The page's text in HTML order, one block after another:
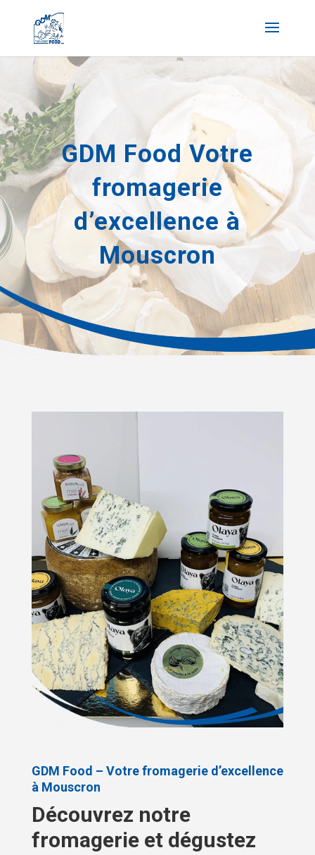
GDM Food Votre
fromagerie
d’excellence à
Mouscron
GDM Food – Votre fromagerie d’excellence
à Mouscron
Découvrez notre
fromagerie et dégustez